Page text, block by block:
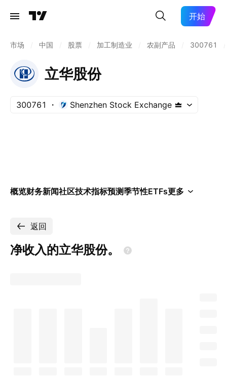
开始
市场 中国 股票 加工制造业 农副产品 300761
立华股份
300761 Shenzhen Stock Exchange
概览财务新闻社区技术指标预测季节性ETFs更多
返回
净收入的立华股份。